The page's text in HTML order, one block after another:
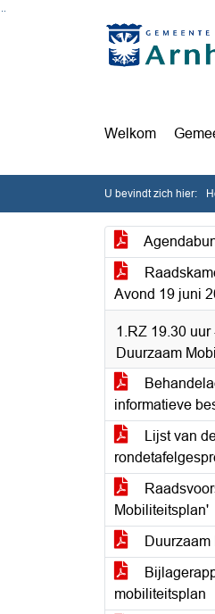
Ga naar de inhoud van deze
Ga naar het zoeken
Ga naar het menu
Welkom
U bevindt zich hier:
Avond 19 juni
1.RZ 19.30 uur
Duurzaam
informatieve
Lijst van
Mobiliteitsplan'
mobiliteitsplan